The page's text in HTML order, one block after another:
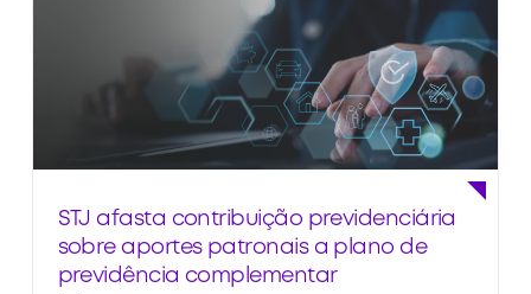
STJ afasta contribuição previdenciária
sobre aportes patronais a plano de
previdência complementar